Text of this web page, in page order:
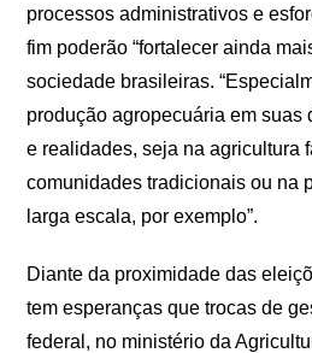
processos administrativos e
fim poderão “fortalecer ainda
sociedade brasileiras.
produção agropecuária em
e realidades, seja na agricultura
comunidades tradicionais ou na
larga escala, por exemplo”.
Diante da proximidade das
tem esperanças que trocas de
federal, no ministério da